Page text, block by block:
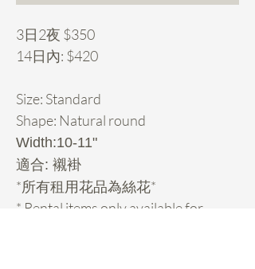
3日2夜 $350
14日內: $420
Size: Standard
Shape: Natural round
Width:10-11"
適合: 襯褂
*所有租用花品為絲花*
* Rental items only available for